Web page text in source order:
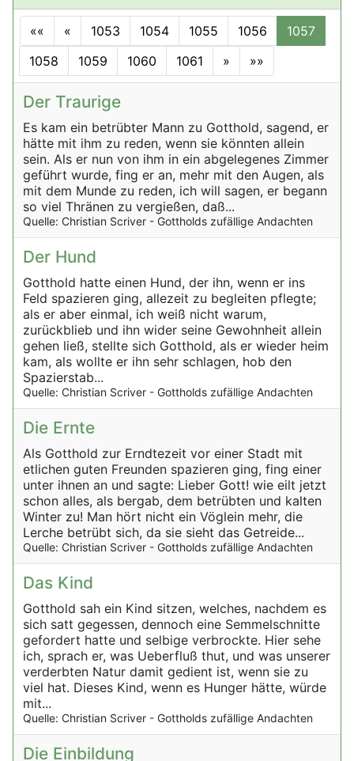
«« « 1053 1054 1055 1056
1057
1058
1059 1060 1061 » »»
Der Traurige
Es kam ein betrübter Mann zu Gotthold, sagend, er
hätte mit ihm zu reden, wenn sie könnten allein
sein. Als er nun von ihm in ein abgelegenes Zimmer
geführt wurde, fing er an, mehr mit den Augen, als
mit dem Munde zu reden, ich will sagen, er begann
so viel Thränen zu vergießen, daß...
Quelle: Christian Scriver - Gottholds zufällige Andachten
Der Hund
Gotthold hatte einen Hund, der ihn, wenn er ins
Feld spazieren ging, allezeit zu begleiten pflegte;
als er aber einmal, ich weiß nicht warum,
zurückblieb und ihn wider seine Gewohnheit allein
gehen ließ, stellte sich Gotthold, als er wieder heim
kam, als wollte er ihn sehr schlagen, hob den
Spazierstab...
Quelle: Christian Scriver - Gottholds zufällige Andachten
Die Ernte
Als Gotthold zur Erndtezeit vor einer Stadt mit
etlichen guten Freunden spazieren ging, fing einer
unter ihnen an und sagte: Lieber Gott! wie eilt jetzt
schon alles, als bergab, dem betrübten und kalten
Winter zu! Man hört nicht ein Vöglein mehr, die
Lerche betrübt sich, da sie sieht das Getreide...
Quelle: Christian Scriver - Gottholds zufällige Andachten
Das Kind
Gotthold sah ein Kind sitzen, welches, nachdem es
sich satt gegessen, dennoch eine Semmelschnitte
gefordert hatte und selbige verbrockte. Hier sehe
ich, sprach er, was Ueberfluß thut, und was unserer
verderbten Natur damit gedient ist, wenn sie zu
viel hat. Dieses Kind, wenn es Hunger hätte, würde
mit...
Quelle: Christian Scriver - Gottholds zufällige Andachten
Die Einbildung